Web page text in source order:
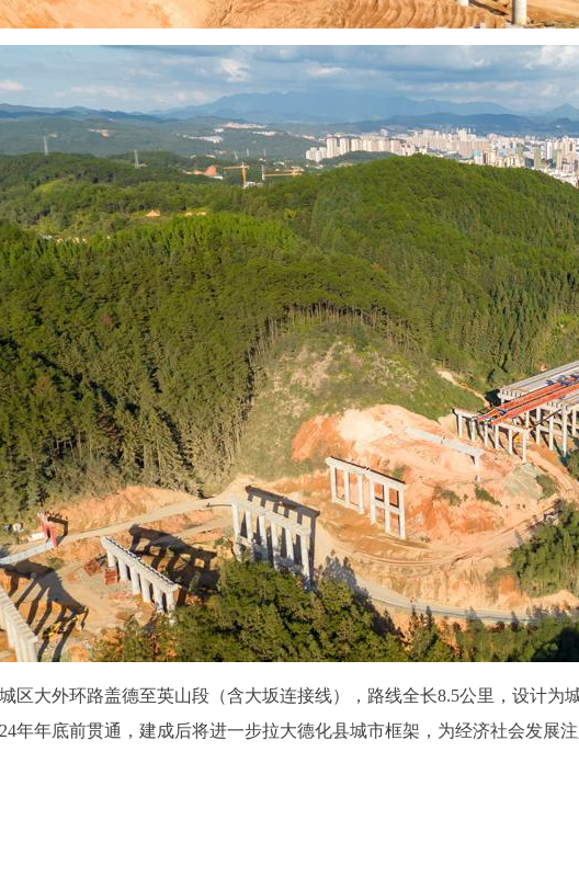
区大外环路盖德至英山段（含大坂连接线），路线全长8.5公里，设计
年年底前贯通，建成后将进一步拉大德化县城市框架，为经济社会发展